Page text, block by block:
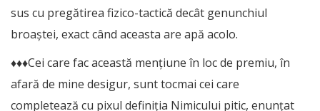
sus cu pregătirea fizico-tactică decât genunchiul
broaștei, exact când aceasta are apă acolo.
♦♦♦Cei care fac această mențiune în loc de premiu, în
afară de mine desigur, sunt tocmai cei care
completează cu pixul definiția Nimicului pitic, enunțat